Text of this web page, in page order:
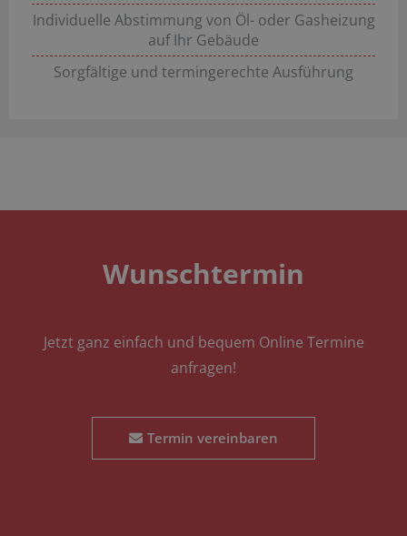
Individuelle Abstimmung von Öl- oder Gasheizung
auf Ihr Gebäude
Sorgfältige und termingerechte Ausführung
Wunschtermin
Jetzt ganz einfach und bequem Online Termine
anfragen!
Termin vereinbaren